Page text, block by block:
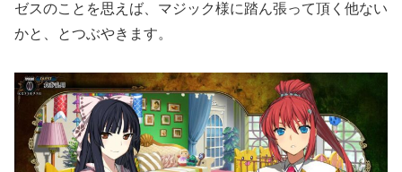
ゼスのことを思えば、マジック様に踏ん張って頂く他ない
かと、とつぶやきます。